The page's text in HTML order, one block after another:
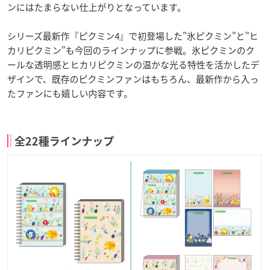
ンにはたまらない仕上がりとなっています。
シリーズ最新作『ピクミン4』で初登場した”氷ピクミン”と”ヒ
カリピクミン”も今回のラインナップに参戦。氷ピクミンのク
ールな透明感とヒカリピクミンの温かな光る特性を活かしたデ
ザインで、既存のピクミンファンはもちろん、最新作から入っ
たファンにも嬉しい内容です。
全22種ラインナップ